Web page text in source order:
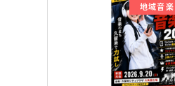
地域音